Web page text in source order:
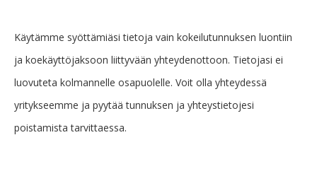
Käytämme syöttämiäsi tietoja vain kokeilutunnuksen luontiin
ja koekäyttöjaksoon liittyvään yhteydenottoon. Tietojasi ei
luovuteta kolmannelle osapuolelle. Voit olla yhteydessä
yritykseemme ja pyytää tunnuksen ja yhteystietojesi
poistamista tarvittaessa.